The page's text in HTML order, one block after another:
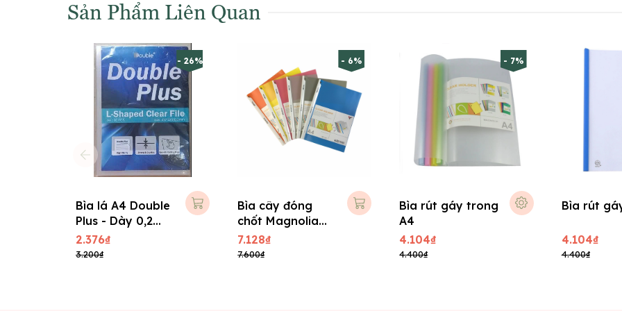
Sản Phẩm Liên Quan
- 26%
Bìa lá A4 Double
Plus - Dày 0,2
mm ( 10 cái/ xấp
)
2.376₫
3.200₫
- 6%
Bìa cây đóng
chốt Magnolia
A4 TLQ 324
7.128₫
7.600₫
- 7%
Bìa rút gáy trong
A4
4.104₫
4.400₫
Bìa rút
4.104₫
4.400₫